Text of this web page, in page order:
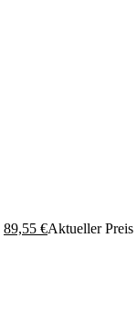
89,55 €Aktueller Preis